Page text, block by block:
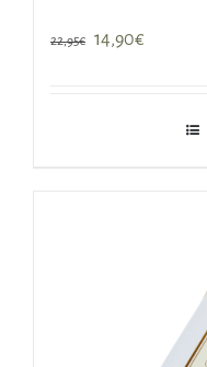
22,95€
Original
14,90€Current
14,90€.